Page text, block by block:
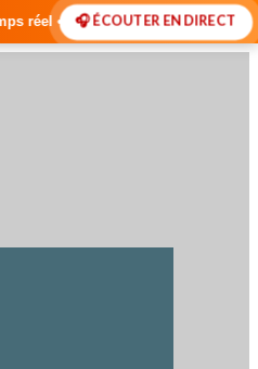
du Sénégal • 🌍 Actualités
🎧 ÉCOUTER EN DIRECT